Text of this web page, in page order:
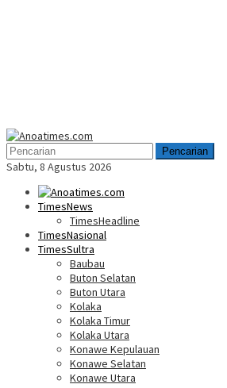
Menu
Mobile
Pencarian
Sabtu, 8 Agustus 2026
TimesNews
TimesHeadline
TimesNasional
TimesSultra
Baubau
Buton Selatan
Buton Utara
Kolaka
Kolaka Timur
Kolaka Utara
Konawe Kepulauan
Konawe Selatan
Konawe Utara